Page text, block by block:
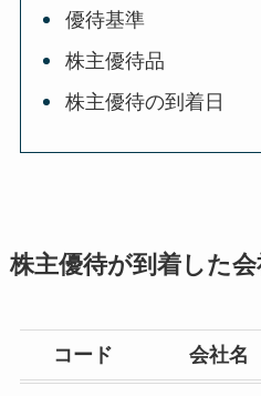
優待基準
株主優待品
株主優待の到着日
株主優待が到着した
コード 会社名